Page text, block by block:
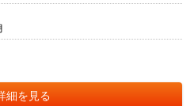
細を見る